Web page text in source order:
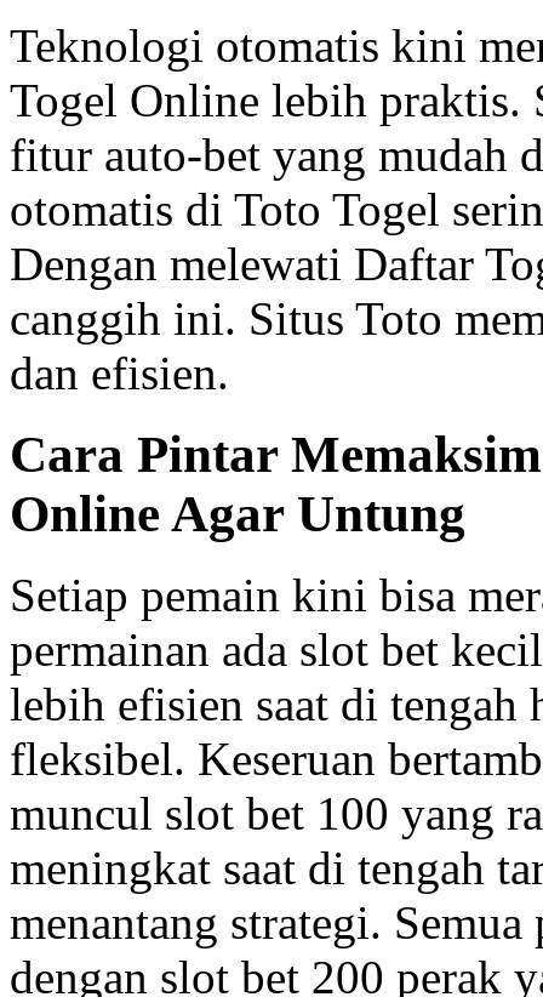
Teknologi otomatis kini
Togel Online lebih praktis.
fitur auto-bet yang mudah
otomatis di Toto Togel
Dengan melewati Daftar
canggih ini. Situs Toto
dan efisien.
Cara Pintar
Online Agar Untung
Setiap pemain kini bisa
permainan ada slot bet
lebih efisien saat di
fleksibel. Keseruan
muncul slot bet 100 yang
meningkat saat di tengah
menantang strategi.
dengan slot bet 200 perak